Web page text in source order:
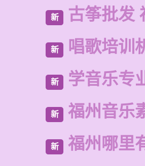
新 古筝批发
新 唱歌培训
新 学音乐专
新 福州音乐
新 福州哪里